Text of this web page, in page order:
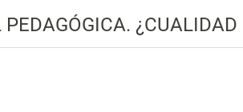
¿CUALIDAD